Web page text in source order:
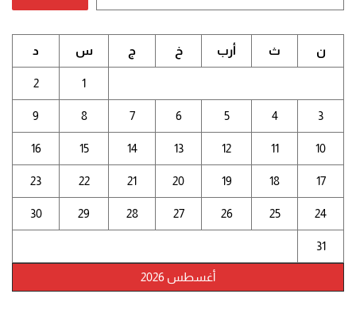
أغسطس 2026
ن ث أرب خ ج س د
1
2
3
4
5
6
7
8
9
10
11
12
13
14
15
16
17
18
19
20
21
22
23
24
25
26
27
28
29
30
31